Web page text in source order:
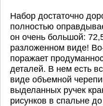
Набор достаточно
полностью
он очень большой:
разложенном виде!
поражает
деталей. В нем есть
виде объемной
выделанных ручек
рисунков в спальне